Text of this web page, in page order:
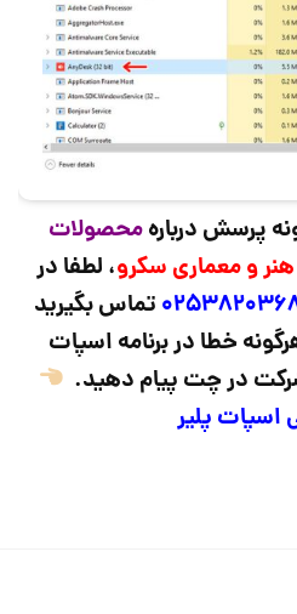
پرسش دربارهمحصولات
هنر و معماری سکرو، لطفا در
تماس بگیرید
خطا در برنامه اسپات
در چت پیام دهید.
اسپات پلیر